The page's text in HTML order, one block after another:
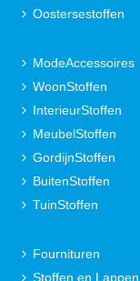
Oostersestoffen
ModeAccessoires
WoonStoffen
InterieurStoffen
MeubelStoffen
GordijnStoffen
BuitenStoffen
TuinStoffen
Fournituren
Stoffen en Lappen